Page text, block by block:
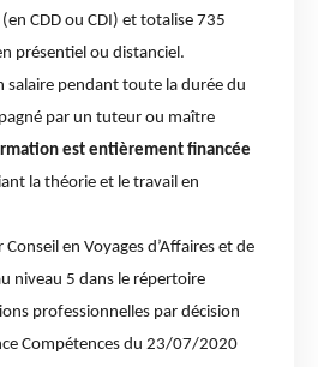
CDD ou CDI) et totalise 735
présentiel ou distanciel.
salaire pendant toute la durée du
par un tuteur ou maître
est entièrement financée
la théorie et le travail en
en Voyages d’Affaires et de
niveau 5 dans le répertoire
professionnelles par décision
Compétences du 23/07/2020